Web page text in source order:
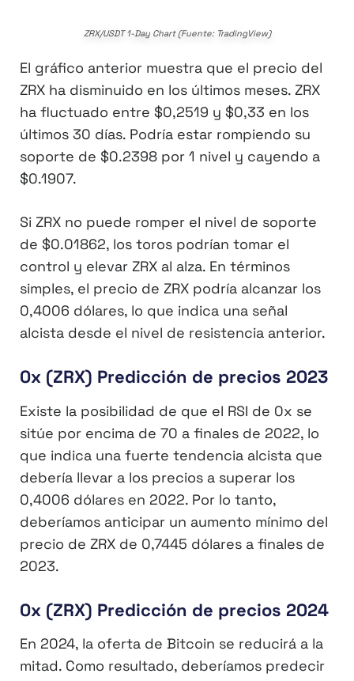
ZRX/USDT 1-Day Chart (Fuente: TradingView)
El gráfico anterior muestra que el precio del
ZRX ha disminuido en los últimos meses. ZRX
ha fluctuado entre $0,2519 y $0,33 en los
últimos 30 días. Podría estar rompiendo su
soporte de $0.2398 por 1 nivel y cayendo a
$0.1907.
Si ZRX no puede romper el nivel de soporte
de $0.01862, los toros podrían tomar el
control y elevar ZRX al alza. En términos
simples, el precio de ZRX podría alcanzar los
0,4006 dólares, lo que indica una señal
alcista desde el nivel de resistencia anterior.
0x (ZRX) Predicción de precios 2023
Existe la posibilidad de que el RSI de 0x se
sitúe por encima de 70 a finales de 2022, lo
que indica una fuerte tendencia alcista que
debería llevar a los precios a superar los
0,4006 dólares en 2022. Por lo tanto,
deberíamos anticipar un aumento mínimo del
precio de ZRX de 0,7445 dólares a finales de
2023.
0x (ZRX) Predicción de precios 2024
En 2024, la oferta de Bitcoin se reducirá a la
mitad. Como resultado, deberíamos predecir